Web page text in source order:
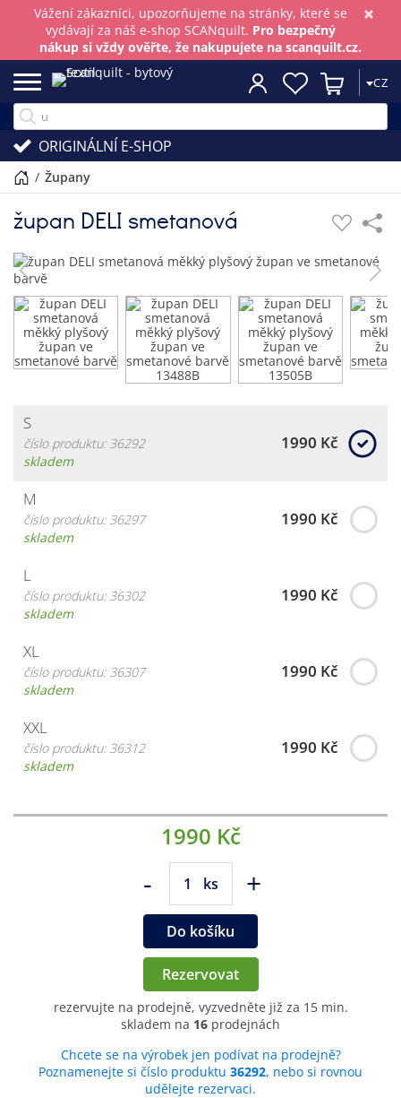
×
Vážení zákazníci, upozorňujeme na stránky, které se
vydávají za náš e-shop SCANquilt. Pro bezpečný
nákup si vždy ověřte, že nakupujete na scanquilt.cz.
CZ
ORIGINÁLNÍ E-SHOP
/ župany
župan DELI smetanová
S
číslo produktu: 36292
skladem
1990 Kč
M
číslo produktu: 36297
skladem
1990 Kč
L
číslo produktu: 36302
skladem
1990 Kč
XL
číslo produktu: 36307
skladem
1990 Kč
XXL
číslo produktu: 36312
skladem
1990 Kč
1990 Kč
- ks +
Do košíku
Rezervovat
rezervujte na prodejně, vyzvedněte již za 15 min.
skladem na 16 prodejnách
Chcete se na výrobek jen podívat na prodejně?
Poznamenejte si číslo produktu 36292, nebo si rovnou
udělejte rezervaci.